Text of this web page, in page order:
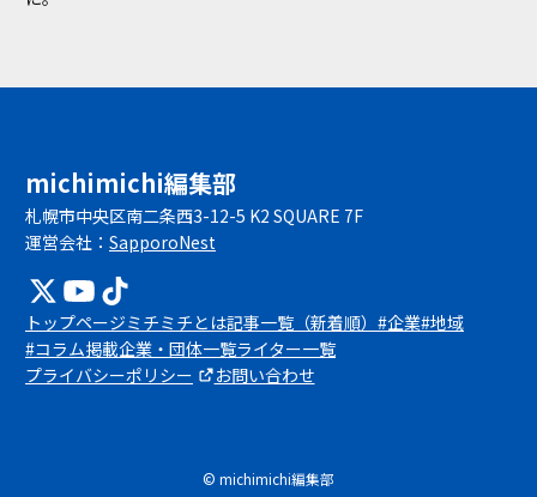
michimichi編集部
札幌市中央区南二条西3-12-5 K2 SQUARE 7F
運営会社： SapporoNest
トップページミチミチとは記事一覧（新着順） #企業#地域
#コラム掲載企業・団体一覧ライター一覧
プライバシーポリシー
お問い合わせ
© michimichi編集部